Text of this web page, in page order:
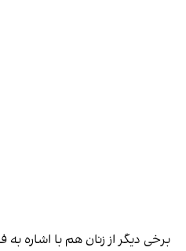
برخی دیگر از زنان هم با اشاره